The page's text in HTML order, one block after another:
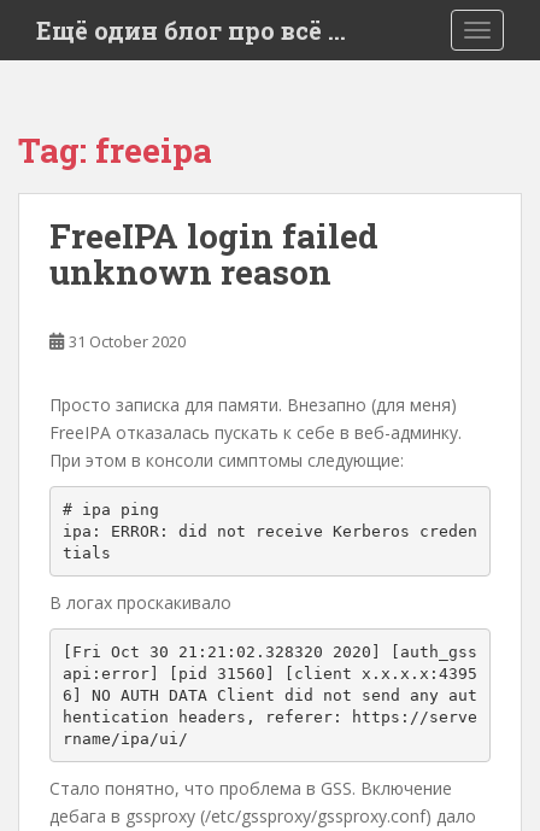
i
Ещё один блог про всё …
Tag: freeipa
FreeIPA login failed
unknown reason
31 October 2020
Просто записка для памяти. Внезапно (для меня)
FreeIPA отказалась пускать к себе в веб-админку.
При этом в консоли симптомы следующие:
# ipa ping
ipa: ERROR: did not receive Kerberos creden
tials
В логах проскакивало
[Fri Oct 30 21:21:02.328320 2020] [auth_gss
api:error] [pid 31560] [client x.x.x.x:4395
6] NO AUTH DATA Client did not send any aut
hentication headers, referer: https://serve
rname/ipa/ui/
Стало понятно, что проблема в GSS. Включение
дебага в gssproxy (/etc/gssproxy/gssproxy.conf) дало